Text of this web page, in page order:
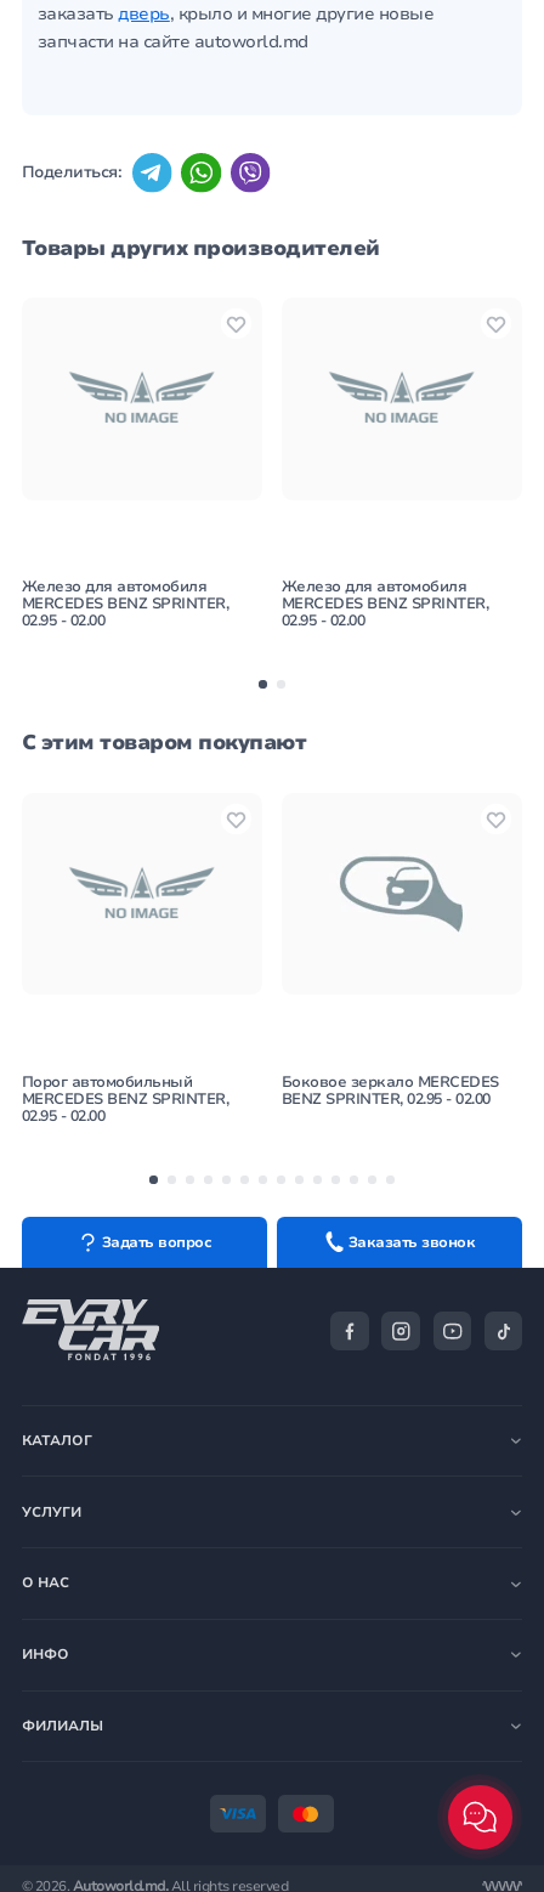
заказатьдверь, крыло и многие другие новые
запчасти на сайте autoworld.md
Поделиться:
Товары других производителей
Железо для автомобиля
MERCEDES BENZ SPRINTER,
02.95 - 02.00
Железо для автомобиля
MERCEDES BENZ SPRINTER,
02.95 - 02.00
С этим товаром покупают
Порог автомобильный
MERCEDES BENZ SPRINTER,
02.95 - 02.00
Боковое зеркало MERCEDES
BENZ SPRINTER, 02.95 - 02.00
Задать вопрос Заказать звонок
КАТАЛОГ
УСЛУГИ
О НАС
ИНФО
ФИЛИАЛЫ
© 2026.Autoworld.md.All rights reserved